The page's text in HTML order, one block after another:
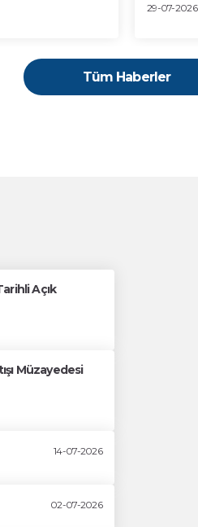
29-07-2026
Tüm Haberler
Açık
Müzayedesi
14-07-2026
02-07-2026